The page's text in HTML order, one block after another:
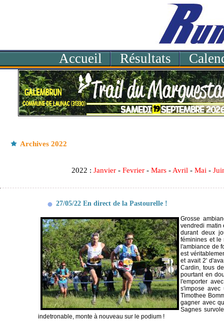
Accueil Résultats
Archives 2022
2022 :Janvier -Fevrier -Mars - Avril -Mai -
27/05/22 En direct de la Pastourelle !
Grosse
vendredi matin
durant deux
féminines et le
l'ambiance de
est
et avait 2'
Cardin, tous
pourtant en
l'emporter
s'impose
Timothee
gagner avec
Sagnes
indetronable, monte à nouveau sur le podium !